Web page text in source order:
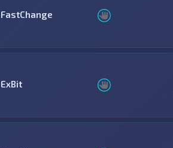
FastChange
ExBit